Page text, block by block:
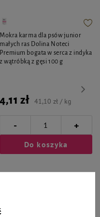
Mokra karma dla psów junior
małych ras Dolina Noteci
Premium bogata w serca z indyka
z wątróbką z gęsi 100 g
4,11 zł 41,10 zł / kg
- +
Do koszyka